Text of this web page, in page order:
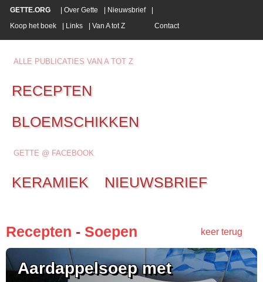
GETTE.ORG Over Gette Nieuwsbrief
Koop het boek
Links Van A tot Z Contact
ALLE PUBLICATIES VAN A TOT Z
RECEPTEN
BLOEMSCHIKKEN
GETTE @ FACEBOOK
KERAMIEK NIEUWSBRIEF
keer terug
Recepten - Soepen
Aardappelsoep met